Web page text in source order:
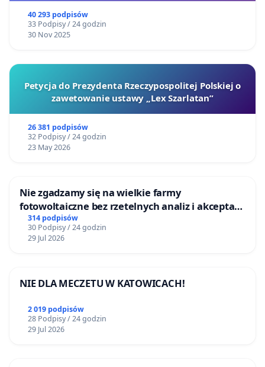
40 293 podpisów
33 Podpisy / 24 godzin
30 Nov 2025
Petycja do Prezydenta Rzeczypospolitej Polskiej o
zawetowanie ustawy „Lex Szarlatan”
26 381 podpisów
32 Podpisy / 24 godzin
23 May 2026
Nie zgadzamy się na wielkie farmy
fotowoltaiczne bez rzetelnych analiz i akceptacji
mieszkańców
314 podpisów
30 Podpisy / 24 godzin
29 Jul 2026
NIE DLA MECZETU W KATOWICACH!
2 019 podpisów
28 Podpisy / 24 godzin
29 Jul 2026